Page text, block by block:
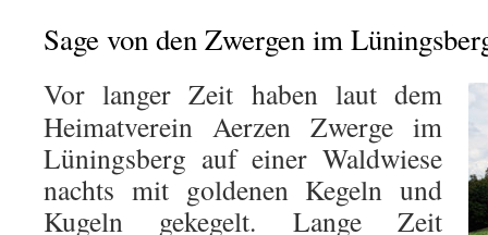
Sage von den Zwergen im
Vor langer Zeit haben laut dem
Heimatverein Aerzen Zwerge im
Lüningsberg auf einer Waldwiese
nachts mit goldenen Kegeln und
Kugeln gekegelt. Lange Zeit